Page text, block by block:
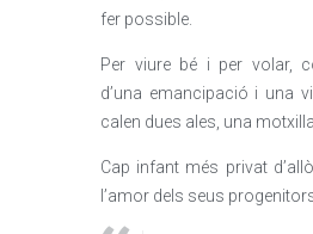
fer possible.
Per viure bé i per volar,
d’una emancipació i una
calen dues ales, una
Cap infant més privat
l’amor dels seus